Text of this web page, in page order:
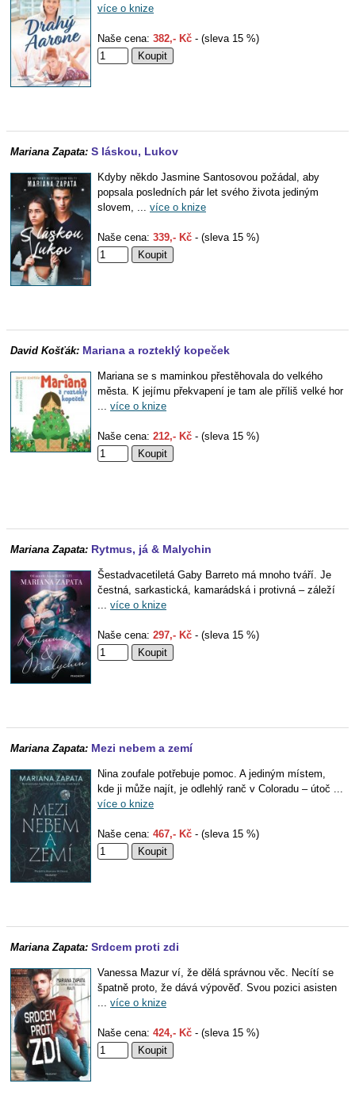
více o knize
Naše cena: 382,- Kč - (sleva 15 %)
Mariana Zapata: S láskou, Lukov
Kdyby někdo Jasmine Santosovou požádal, aby
popsala posledních pár let svého života jediným
slovem, ... více o knize
Naše cena: 339,- Kč - (sleva 15 %)
David Košťák: Mariana a rozteklý kopeček
Mariana se s maminkou přestěhovala do velkého
města. K jejímu překvapení je tam ale příliš velké hor
... více o knize
Naše cena: 212,- Kč - (sleva 15 %)
Mariana Zapata: Rytmus, já & Malychin
Šestadvacetiletá Gaby Barreto má mnoho tváří. Je
čestná, sarkastická, kamarádská i protivná – záleží
... více o knize
Naše cena: 297,- Kč - (sleva 15 %)
Mariana Zapata: Mezi nebem a zemí
Nina zoufale potřebuje pomoc. A jediným místem,
kde ji může najít, je odlehlý ranč v Coloradu – útoč ...
více o knize
Naše cena: 467,- Kč - (sleva 15 %)
Mariana Zapata: Srdcem proti zdi
Vanessa Mazur ví, že dělá správnou věc. Necítí se
špatně proto, že dává výpověď. Svou pozici asisten
... více o knize
Naše cena: 424,- Kč - (sleva 15 %)